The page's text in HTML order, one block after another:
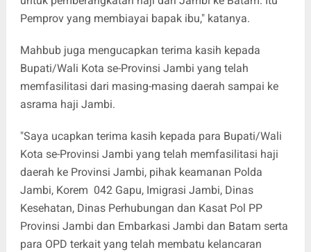
Pemprov yang membiayai bapak ibu," katanya.
Mahbub juga mengucapkan terima kasih kepada
Bupati/Wali Kota se-Provinsi Jambi yang telah
memfasilitasi dari masing-masing daerah sampai ke
asrama haji Jambi.
"Saya ucapkan terima kasih kepada para Bupati/Wali
Kota se-Provinsi Jambi yang telah memfasilitasi haji
daerah ke Provinsi Jambi, pihak keamanan Polda
Jambi, Korem 042 Gapu, Imigrasi Jambi, Dinas
Kesehatan, Dinas Perhubungan dan Kasat Pol PP
Provinsi Jambi dan Embarkasi Jambi dan Batam serta
para OPD terkait yang telah membatu kelancaran